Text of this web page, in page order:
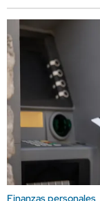
Finanzas personales